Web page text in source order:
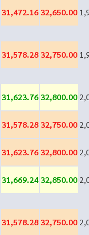
31,472.16 32,650.00
31,578.28 32,750.00
31,623.76 32,800.00
31,578.28 32,750.00
31,623.76 32,800.00
31,669.24 32,850.00
31,578.28 32,750.00